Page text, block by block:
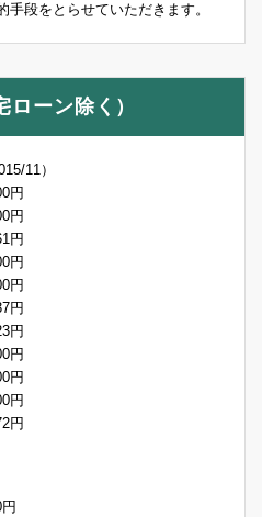
段をとらせていただきます。
ーン除く）
11）
円
円
円
円
円
円
円
円
円
円
円